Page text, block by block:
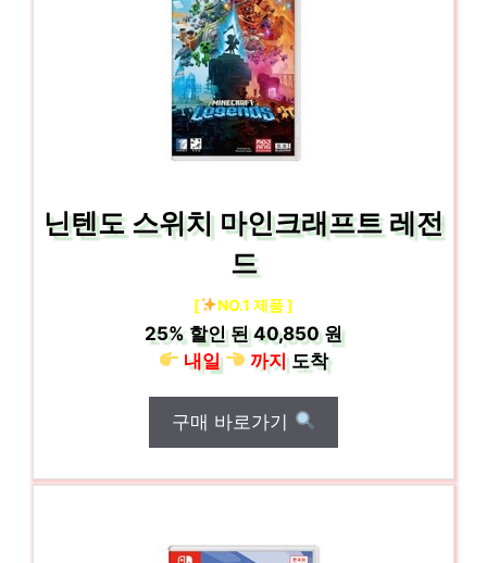
닌텐도 스위치 마인크래프트 레전
드
[ NO.1 제품 ]
25% 할인 된40,850 원
내일
까지도착
구매 바로가기